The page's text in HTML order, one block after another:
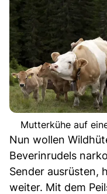
Mutterkühe auf
Nun wollen
Beverinrudels
Sender ausrüsten,
weiter. Mit dem